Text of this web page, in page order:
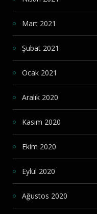
Mart 2021
Şubat 2021
Ocak 2021
Aralık 2020
Kasım 2020
Ekim 2020
Eylül 2020
Ağustos 2020